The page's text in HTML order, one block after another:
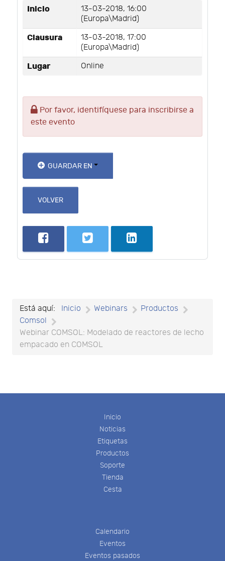
Inicio
13-03-2018, 16:00
(Europa\Madrid)
Clausura
13-03-2018, 17:00
(Europa\Madrid)
Lugar Online
Por favor, identifíquese para inscribirse a
este evento
GUARDAR EN
VOLVER
Está aquí: Inicio Webinars
Productos
Comsol
Webinar COMSOL: Modelado de reactores de lecho
empacado en COMSOL
Inicio
Noticias
Etiquetas
Productos
Soporte
Tienda
Cesta
Calendario
Eventos
Eventos pasados